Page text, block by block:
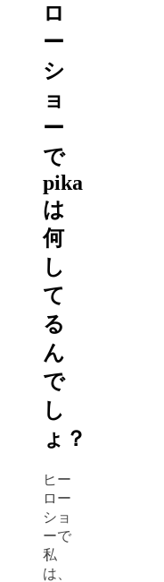
ロ
ー
シ
ョ
ー
で
pika
は
何
し
て
る
ん
で
し
ょ？
ヒー
ロー
ショ
ーで
私
は、